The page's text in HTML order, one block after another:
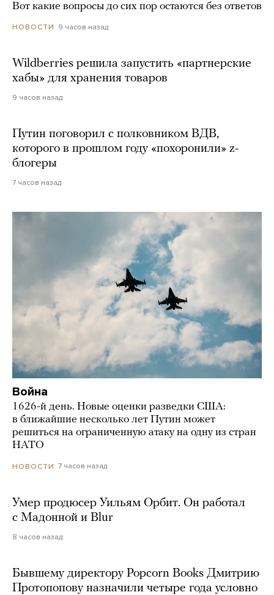
Вот какие вопросы до сих пор остаются без ответов
НОВОСТИ 9 часов назад
Wildberries решила запустить «партнерские
хабы» для хранения товаров
9 часов назад
Путин поговорил с полковником ВДВ,
которого в прошлом году «похоронили» z-
блогеры
7 часов назад
Война
1626-й день. Новые оценки разведки США:
в ближайшие несколько лет Путин может
решиться на ограниченную атаку на одну из стран
НАТО
НОВОСТИ 7 часов назад
Умер продюсер Уильям Орбит. Он работал
с Мадонной и Blur
8 часов назад
Бывшему директору Popcorn Books Дмитрию
Протопопову назначили четыре года условно